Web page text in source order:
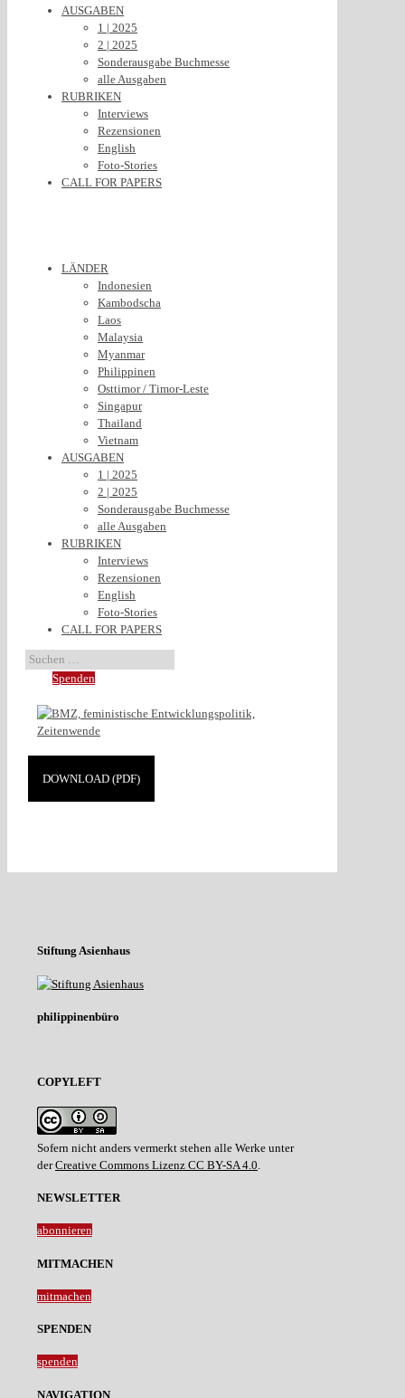
AUSGABEN
1 | 2025
2 | 2025
Sonderausgabe Buchmesse
alle Ausgaben
RUBRIKEN
Interviews
Rezensionen
English
Foto-Stories
CALL FOR PAPERS
LÄNDER
Indonesien
Kambodscha
Laos
Malaysia
Myanmar
Philippinen
Osttimor / Timor-Leste
Singapur
Thailand
Vietnam
AUSGABEN
1 | 2025
2 | 2025
Sonderausgabe Buchmesse
alle Ausgaben
RUBRIKEN
Interviews
Rezensionen
English
Foto-Stories
CALL FOR PAPERS
Spenden
DOWNLOAD (PDF)
Stiftung Asienhaus
philippinenbüro
COPYLEFT
Sofern nicht anders vermerkt stehen alle Werke unter
derCreative Commons Lizenz CC BY-SA 4.0
NEWSLETTER
abonnieren
MITMACHEN
mitmachen
SPENDEN
spenden
NAVIGATION